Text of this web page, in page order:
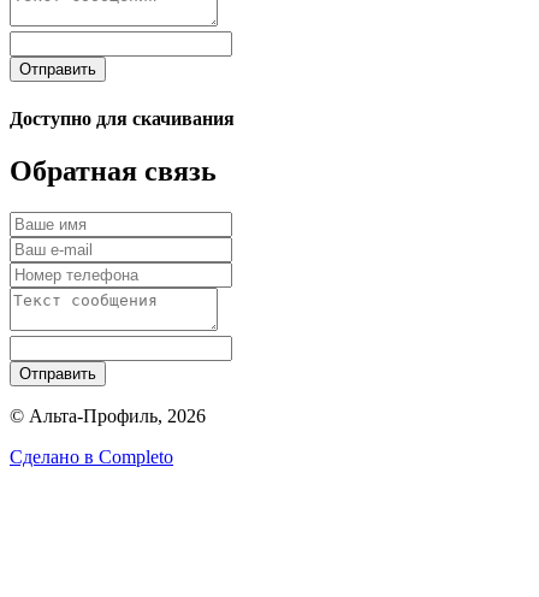
Отправить
Доступно для скачивания
Обратная связь
Отправить
© Альта-Профиль, 2026
Сделано в Completo